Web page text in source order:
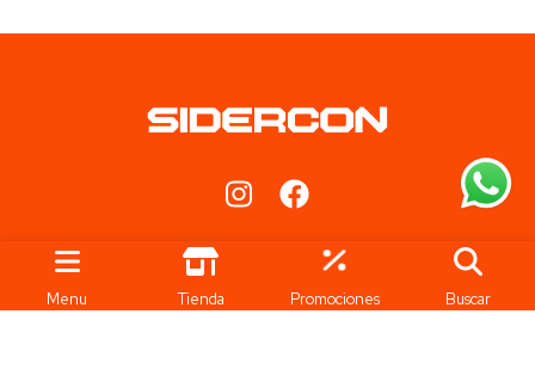
Menu Tienda Promociones Buscar
Ubicación
Iturraspe 3802 - Santa Fe
Teléfonos
+5493424533362